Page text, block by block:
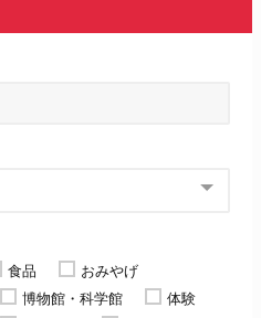
食品
おみやげ
博物館・科学館
体験